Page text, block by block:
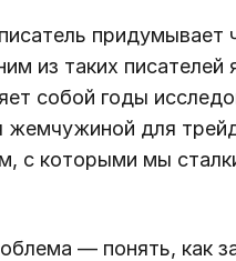
придумывает
из таких писателей
собой годы
жемчужиной для
с которыми мы
— понять, как